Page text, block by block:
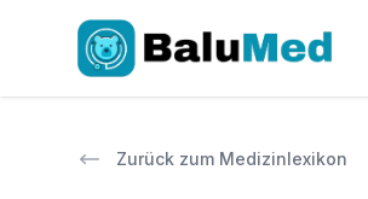
Zurück zum Medizinlexikon